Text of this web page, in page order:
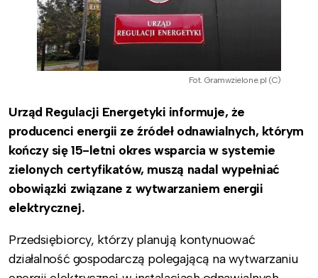
Fot. Gramwzielone.pl (C)
Urząd Regulacji Energetyki informuje, że
producenci energii ze źródeł odnawialnych, którym
kończy się 15-letni okres wsparcia w systemie
zielonych certyfikatów, muszą nadal wypełniać
obowiązki związane z wytwarzaniem energii
elektrycznej.
Przedsiębiorcy, którzy planują kontynuować
działalność gospodarczą polegającą na wytwarzaniu